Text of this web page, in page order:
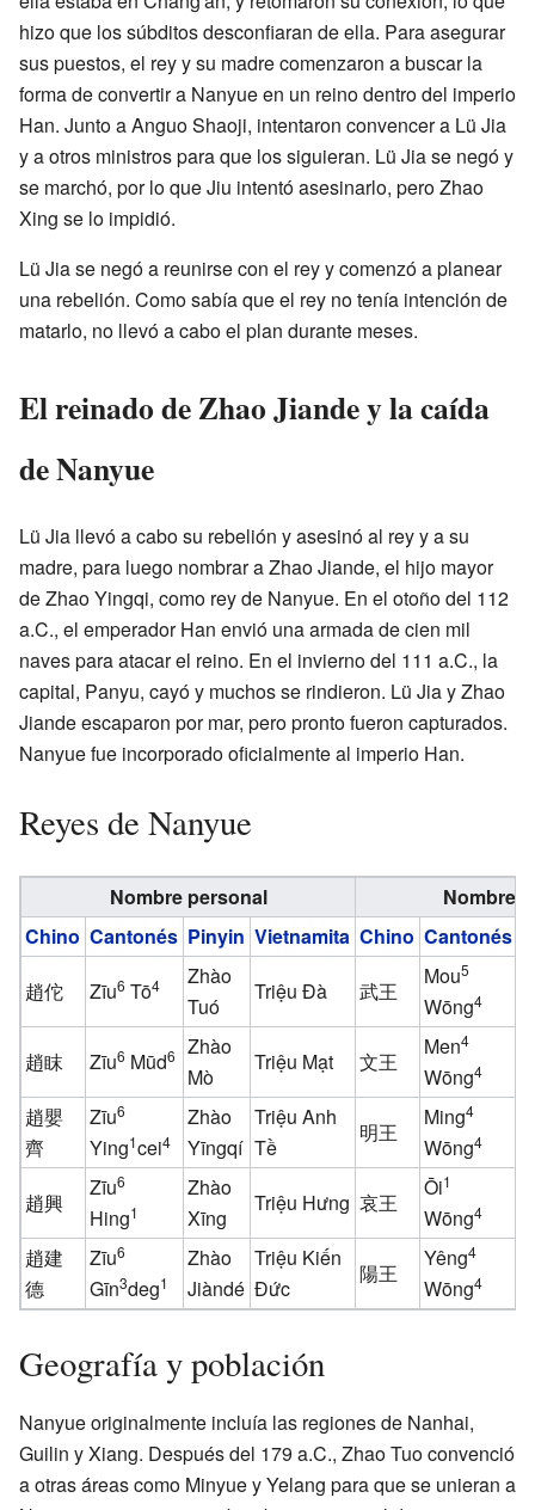
hizo que los súbditos desconfiaran de ella. Para asegurar
sus puestos, el rey y su madre comenzaron a buscar la
forma de convertir a Nanyue en un reino dentro del imperio
Han. Junto a Anguo Shaoji, intentaron convencer a Lü Jia
y a otros ministros para que los siguieran. Lü Jia se negó y
se marchó, por lo que Jiu intentó asesinarlo, pero Zhao
Xing se lo impidió.
Lü Jia se negó a reunirse con el rey y comenzó a planear
una rebelión. Como sabía que el rey no tenía intención de
matarlo, no llevó a cabo el plan durante meses.
El reinado de Zhao Jiande y la caída
de Nanyue
Lü Jia llevó a cabo su rebelión y asesinó al rey y a su
madre, para luego nombrar a Zhao Jiande, el hijo mayor
de Zhao Yingqi, como rey de Nanyue. En el otoño del 112
a.C., el emperador Han envió una armada de cien mil
naves para atacar el reino. En el invierno del 111 a.C., la
capital, Panyu, cayó y muchos se rindieron. Lü Jia y Zhao
Jiande escaparon por mar, pero pronto fueron capturados.
Nanyue fue incorporado oficialmente al imperio Han.
Reyes de Nanyue
Nombre personal
Nombre
Chino Cantonés Pinyin Vietnamita Chino Cantonés
趙佗
Zīu6 Tō4
Zhào
Tuó
Triệu Đà 武王
Mou5
Wōng4
趙眜
Zīu6 Mūd6
Zhào
Mò
Triệu Mạt 文王
Men4
Wōng4
趙嬰
齊
Zīu6
Ying1cei4
Zhào
Yīngqí
Triệu Anh
Tề
明王
Ming4
Wōng4
趙興
Zīu6
Hing1
Zhào
Xīng
Triệu Hưng 哀王
Ōi1
Wōng4
趙建
德
Zīu6
Gīn3deg1
Zhào
Jiàndé
Triệu Kiến
Đức
陽王
Yêng4
Wōng4
Geografía y población
Nanyue originalmente incluía las regiones de Nanhai,
Guilin y Xiang. Después del 179 a.C., Zhao Tuo convenció
a otras áreas como Minyue y Yelang para que se unieran a